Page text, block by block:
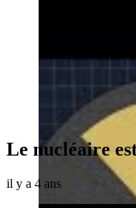
Le nucléaire
il y a 4 ans